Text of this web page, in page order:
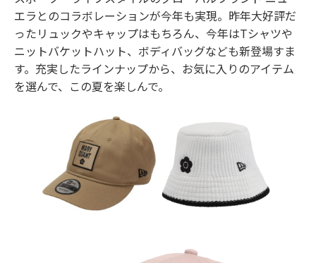
エラとのコラボレーションが今年も実現。昨年大好評だ
ったリュックやキャップはもちろん、今年はTシャツや
ニットバケットハット、ボディバッグなども新登場すま
す。充実したラインナップから、お気に入りのアイテム
を選んで、この夏を楽しんで。